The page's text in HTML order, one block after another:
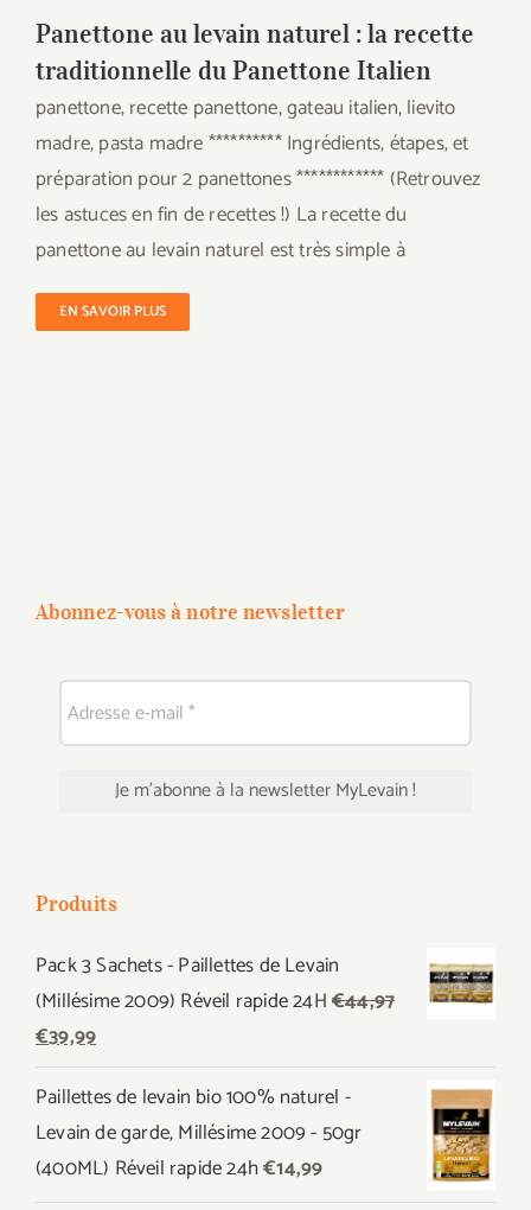
Panettone au levain naturel : la recette
traditionnelle du Panettone Italien
panettone, recette panettone, gateau italien, lievito
madre, pasta madre ********** Ingrédients, étapes, et
préparation pour 2 panettones ************ (Retrouvez
les astuces en fin de recettes !) La recette du
panettone au levain naturel est très simple à
EN SAVOIR PLUS
Abonnez-vous à notre newsletter
Produits
Pack 3 Sachets - Paillettes de Levain
(Millésime 2009) Réveil rapide 24H€44,97
Le
initial
était :
€44,97.
€39,99Le
actuel
est :
€39,99.
Paillettes de levain bio 100% naturel -
Levain de garde, Millésime 2009 - 50gr
(400ML) Réveil rapide 24h€14,99